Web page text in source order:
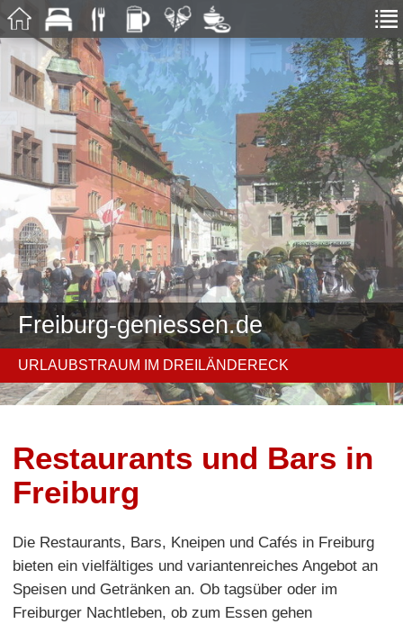
Freiburg-geniessen.de
URLAUBSTRAUM IM DREILÄNDERECK
Restaurants und Bars in
Freiburg
Die Restaurants, Bars, Kneipen und Cafés in Freiburg
bieten ein vielfältiges und variantenreiches Angebot an
Speisen und Getränken an. Ob tagsüber oder im
Freiburger Nachtleben, ob zum Essen gehen